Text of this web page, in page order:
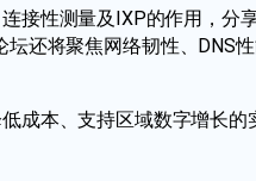
接性测量及IXP的作用，分
还将聚焦网络韧性、DNS
成本、支持区域数字增长的